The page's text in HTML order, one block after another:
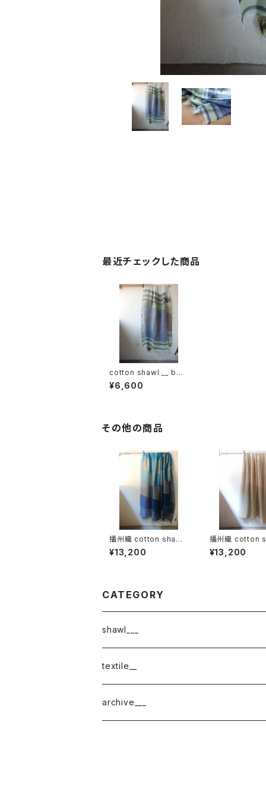
最近チェックした商品
cotton shawl __ bor
der 220 青時雨w
¥6,600
その他の商品
播州織 cotton shawl
__ block 220-120 深
海GK
¥13,200
播州織 cotton
__ block 220-
藁BG
¥13,200
CATEGORY
shawl___
cotton
border
cotton × wool
textile__
織物
archive___